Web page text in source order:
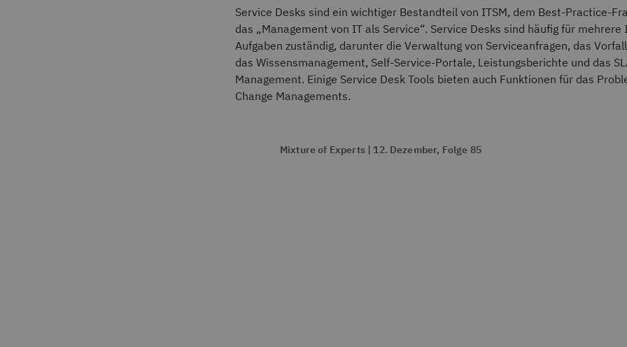
Service Desks sind ein wichtiger Bestandteil von ITSM, dem Best-Practice-
das „Management von IT als Service“. Service Desks sind häufig für mehrere
Aufgaben zuständig, darunter die Verwaltung von Serviceanfragen, das
das Wissensmanagement, Self-Service-Portale, Leistungsberichte und das
Management. Einige Service Desk Tools bieten auch Funktionen für das
Change Managements.
Mixture of Experts | 12. Dezember, Folge 85